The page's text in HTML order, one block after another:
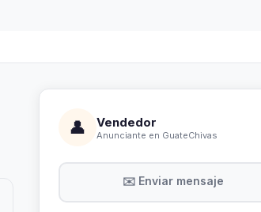
👤 Vendedor
Anunciante en GuateChivas
✉️ Enviar mensaje